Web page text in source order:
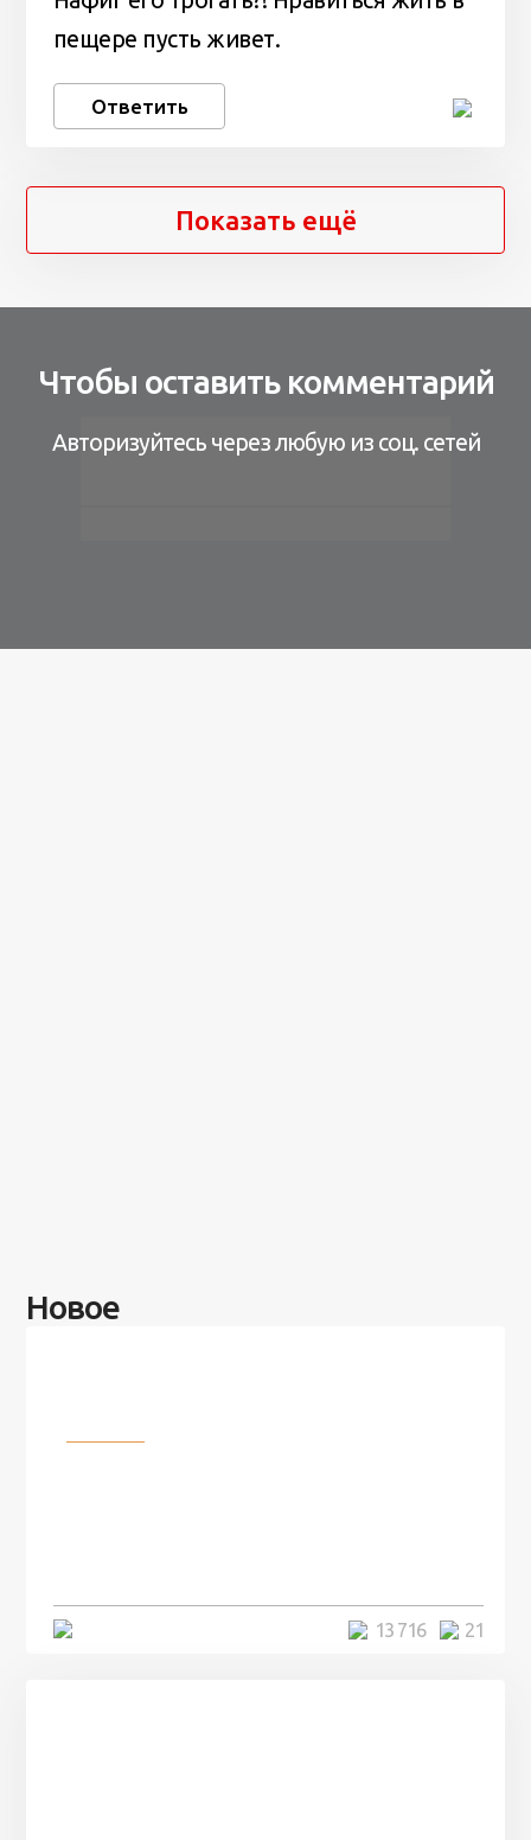
пещере пусть живет.
Ответить
Показать ещё
Чтобы оставить комментарий
Авторизуйтесь через любую из соц. сетей
Новое
21
13 716